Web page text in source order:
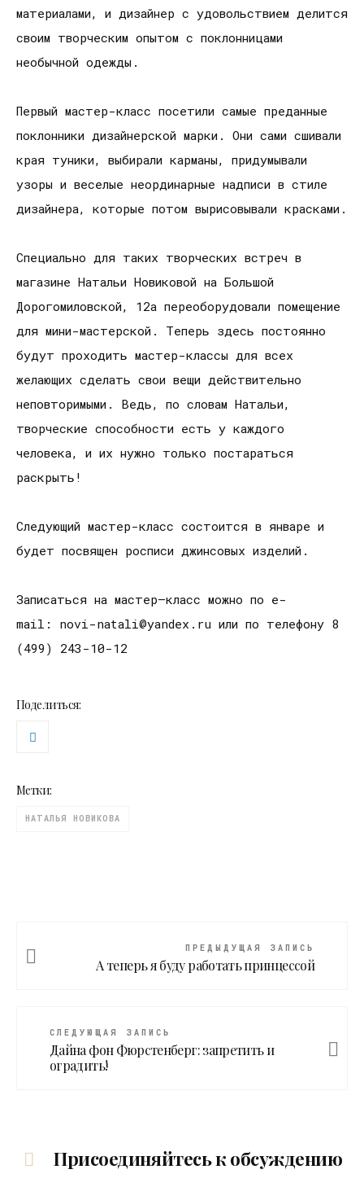
материалами, и дизайнер с удовольствием делится
своим творческим опытом с поклонницами
необычной одежды.
Первый мастер-класс посетили самые преданные
поклонники дизайнерской марки. Они сами сшивали
края туники, выбирали карманы, придумывали
узоры и веселые неординарные надписи в стиле
дизайнера, которые потом вырисовывали красками.
Специально для таких творческих встреч в
магазине Натальи Новиковой на Большой
Дорогомиловской, 12а переоборудовали помещение
для мини-мастерской. Теперь здесь постоянно
будут проходить мастер-классы для всех
желающих сделать свои вещи действительно
неповторимыми. Ведь, по словам Натальи,
творческие способности есть у каждого
человека, и их нужно только постараться
раскрыть!
Следующий мастер-класс состоится в январе и
будет посвящен росписи джинсовых изделий.
Записаться на мастер–класс можно по e-
mail: novi-natali@yandex.ru или по телефону 8
(499) 243-10-12
Поделиться:
Метки:
НАТАЛЬЯ НОВИКОВА
ПРЕДЫДУЩАЯ ЗАПИСЬ
А теперь я буду работать принцессой
СЛЕДУЮЩАЯ ЗАПИСЬ
Дайна фон Фюрстенберг: запретить и
оградить!
Присоединяйтесь к обсуждению